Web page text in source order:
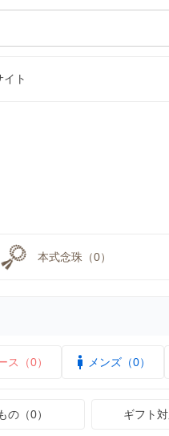
ト
本式念珠（0）
ス（0） メンズ（0）
の（0） ギフト対